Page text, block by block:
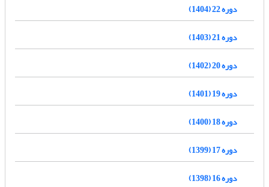
دوره 22 (1404)
دوره 21 (1403)
دوره 20 (1402)
دوره 19 (1401)
دوره 18 (1400)
دوره 17 (1399)
دوره 16 (1398)